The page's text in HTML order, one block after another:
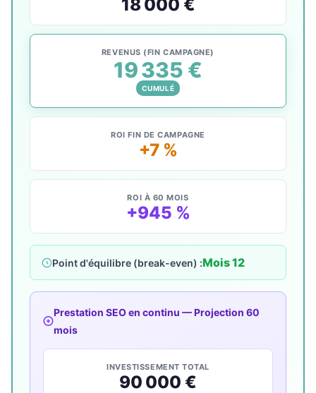
18 000 €
REVENUS (FIN CAMPAGNE)
19 335 €
CUMULÉ
ROI FIN DE CAMPAGNE
+7 %
ROI À 60 MOIS
+945 %
Point d'équilibre (break-even) :Mois 12
Prestation SEO en continu — Projection 60
mois
INVESTISSEMENT TOTAL
90 000 €